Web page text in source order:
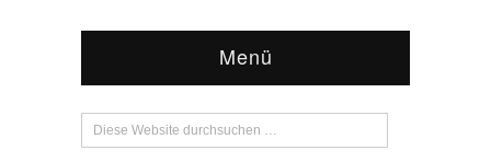
Menü